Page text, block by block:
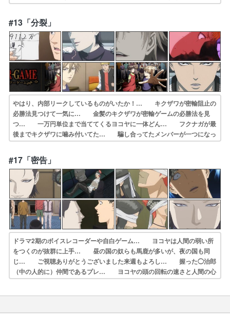
の低めの… ネアルコ役の福山潤さんがゼロを連呼して思… ヨコヤ
は花江さんなのね。とりあえず「パス… 心理戦なのかトリックか、何
を仕掛けられて… 密輸ゲームが始まって早々に相手チームに圧…
#13「分裂」
やはり、内部リークしているものがいたか！… キクザワが密輸阻止の
必勝法見つけて一気に… 金髪のキクザワが密輸ゲームの必勝法を見
つ… 一万円単位まで当ててくるヨコヤに一体どん… フクナガが最
後までキクザワに噛み付いてた… 騙し合ってたメンバーが一つになっ
た事で、… 密輸の阻止方法を見つけたという菊澤。だが… 言われ
てみれば単純な仕掛けだったけど、キ… トランクの中にぬいぐるみが
入っていること… てっきり先週が第1クール最終話だとまさか…
#17「密告」
ドラマ2期のボイスレコーダーや自白ゲーム… ヨコヤは人間の弱い所
をつくのが抜群に上手… 昼の国の奴らも馬鹿が多いが、夜の国も同
じ… ご視聴ありがとうございました来週もよろし… 握った◯治郎
（中の人的に）仲間であるプレ… ヨコヤの頭の回転の速さと人間の心
理を利用… 夜の国のヨコヤ支配がますますひどく……。… ヨコヤ